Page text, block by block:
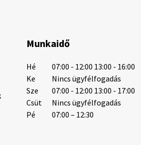
2026.08.03.
2026.08.3. 1/ Tisztelt Lakosság!
2026. augusz…
Munkaidő
Hé
07:00 - 12:00 13:00 - 16:00
Ke
Nincs ügyfélfogadás
Sze
07:00 - 12:00 13:00 - 17:00
Csüt
Nincs ügyfélfogadás
Pé
07:00 – 12:30